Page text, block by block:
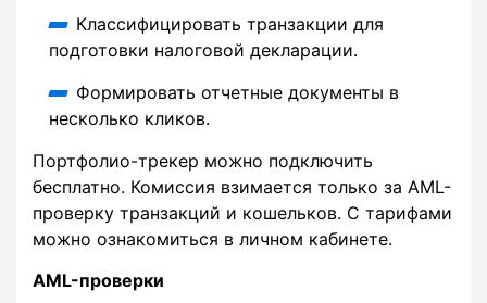
Классифицировать транзакции для
подготовки налоговой декларации.
Формировать отчетные документы в
несколько кликов.
Портфолио-трекер можно подключить
бесплатно. Комиссия взимается только за AML-
проверку транзакций и кошельков. С тарифами
можно ознакомиться в личном кабинете.
AML-проверки